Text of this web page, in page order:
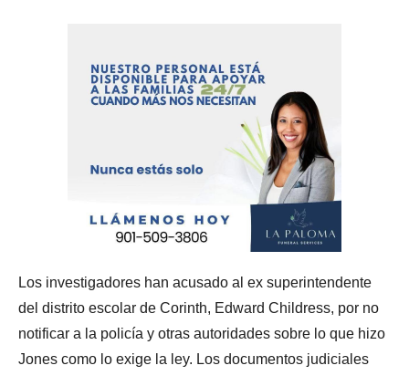
Los investigadores han acusado al ex superintendente
del distrito escolar de Corinth, Edward Childress, por no
notificar a la policía y otras autoridades sobre lo que hizo
Jones como lo exige la ley. Los documentos judiciales